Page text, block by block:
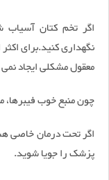
اگر تخم کتان آسیاب
نگهداری کنید.برای اکثر
معقول مشکلی ایجاد
چون منبع خوب فیبرها،
اگر تحت درمان خاصی
پزشک را جویا شوید.